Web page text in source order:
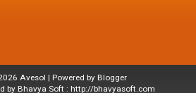
Avesol | Powered by Blogger
by Bhavya Soft : http://bhavyasoft.com